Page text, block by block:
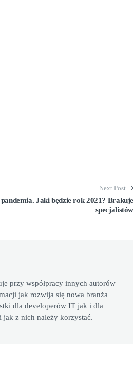
Next Post
Jaki będzie rok 2021? Brakuje
specjalistów
przy współpracy innych autorów
jak rozwija się nowa branża
dla developerów IT jak i dla
jak z nich należy korzystać.